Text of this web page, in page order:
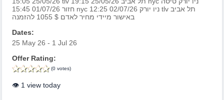
חזור 01/07/26 15:45 nyc ניו יורק 02/07/26 12:25 tlv תל אביב
באישור מיידי מחיר לאדם $ 1055 להזמנה
Dates:
25 May 26 - 1 Jul 26
Offer Rating:
(0 votes)
👁️ 1 view today